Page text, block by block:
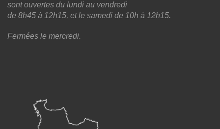
sont ouvertes du lundi au vendredi
de 8h45 à 12h15, et le samedi de 10h à 12h15.
Fermées le mercredi.